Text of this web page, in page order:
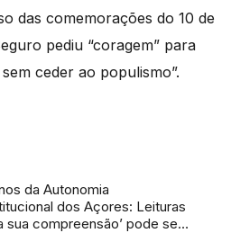
das comemorações do 10 de
pediu “coragem” para
ceder ao populismo”.
da Autonomia
dos Açores: Leituras
sua compreensão’ pode ser